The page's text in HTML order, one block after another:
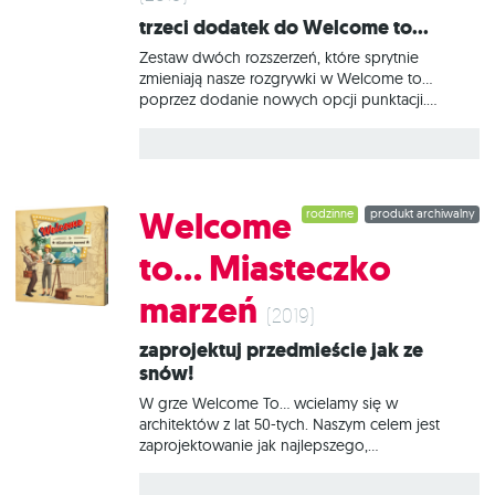
Allarda). Zmierz się z jego pracownikami
Trzeci dodatek do Welcome to...
Zestaw dwóch rozszerzeń, które sprytnie
zmieniają nasze rozgrywki w Welcome to…
poprzez dodanie nowych opcji punktacji.
w cukierek albo psikus. Tym sposobem mogą
pozyskać cukierki lub spotkać krążącego po
duchów i cukierków gracz może ogłosić, że
pierwszy, ten lepszy! Święta W tym dodatku
zasady są podobne do oryginału, z tym że liczy
się każdy ciąg budynków ustawionych w
kolejności numerycznej. Takie zestawy domów
będą
produkt archiwalny
rodzinne
Welcome
to... Miasteczko
marzeń (2019)
Zaprojektuj przedmieście jak ze
snów!
W grze Welcome To… wcielamy się w
architektów z lat 50-tych. Naszym celem jest
zaprojektowanie jak najlepszego,